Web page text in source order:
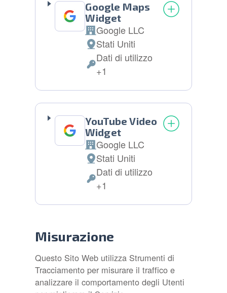
Google Maps
Widget
Azienda:
Google LLC
Luogo
del
trattamento:
Stati Uniti
Dati
Dati di utilizzo
+1
YouTube Video
Widget
Azienda:
Google LLC
Luogo
del
trattamento:
Stati Uniti
Dati
Dati di utilizzo
+1
Misurazione
Questo Sito Web utilizza Strumenti di
Tracciamento per misurare il traffico e
analizzare il comportamento degli Utenti